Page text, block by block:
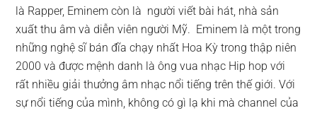
là Rapper, Eminem còn là người viết bài hát, nhà sản
xuất thu âm và diễn viên người Mỹ. Eminem là một trong
những nghệ sĩ bán đĩa chạy nhất Hoa Kỳ trong thập niên
2000 và được mệnh danh là ông vua nhạc Hip hop với
rất nhiều giải thưởng âm nhạc nổi tiếng trên thế giới. Với
sự nổi tiếng của mình, không có gì lạ khi mà channel của